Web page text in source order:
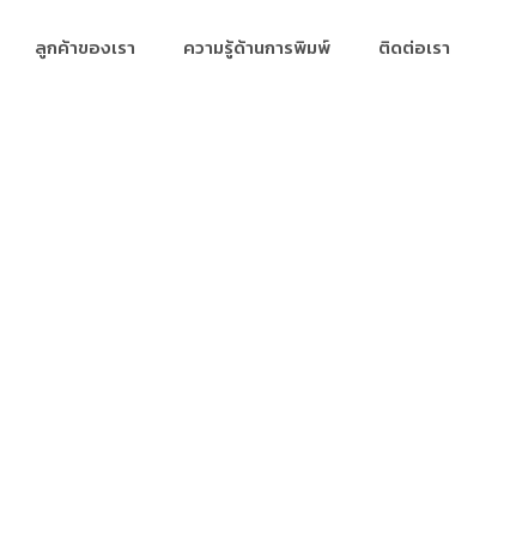
ลูกค้าของเรา ความรู้ด้านการพิมพ์ ติดต่อเรา